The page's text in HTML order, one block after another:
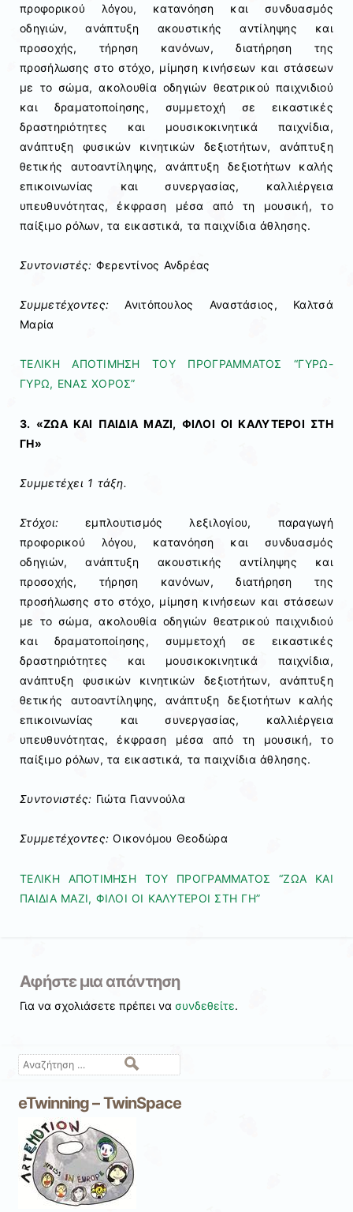
προφορικού λόγου, κατανόηση και συνδυασμός
οδηγιών, ανάπτυξη ακουστικής αντίληψης και
προσοχής, τήρηση κανόνων, διατήρηση της
προσήλωσης στο στόχο, μίμηση κινήσεων και στάσεων
με το σώμα, ακολουθία οδηγιών θεατρικού παιχνιδιού
και δραματοποίησης, συμμετοχή σε εικαστικές
δραστηριότητες και μουσικοκινητικά παιχνίδια,
ανάπτυξη φυσικών κινητικών δεξιοτήτων, ανάπτυξη
θετικής αυτοαντίληψης, ανάπτυξη δεξιοτήτων καλής
επικοινωνίας και συνεργασίας, καλλιέργεια
υπευθυνότητας, έκφραση μέσα από τη μουσική, το
παίξιμο ρόλων, τα εικαστικά, τα παιχνίδια άθλησης.
Συντονιστές: Φερεντίνος Ανδρέας
Συμμετέχοντες: Ανιτόπουλος Αναστάσιος, Καλτσά
Μαρία
ΤΕΛΙΚΗ ΑΠΟΤΙΜΗΣΗ ΤΟΥ ΠΡΟΓΡΑΜΜΑΤΟΣ “ΓΥΡΩ-
ΓΥΡΩ, ΕΝΑΣ ΧΟΡΟΣ”
3. «ΖΩΑ ΚΑΙ ΠΑΙΔΙΑ ΜΑΖΙ, ΦΙΛΟΙ ΟΙ ΚΑΛΥΤΕΡΟΙ ΣΤΗ
ΓΗ»
Συμμετέχει 1 τάξη.
Στόχοι: εμπλουτισμός λεξιλογίου, παραγωγή
προφορικού λόγου, κατανόηση και συνδυασμός
οδηγιών, ανάπτυξη ακουστικής αντίληψης και
προσοχής, τήρηση κανόνων, διατήρηση της
προσήλωσης στο στόχο, μίμηση κινήσεων και στάσεων
με το σώμα, ακολουθία οδηγιών θεατρικού παιχνιδιού
και δραματοποίησης, συμμετοχή σε εικαστικές
δραστηριότητες και μουσικοκινητικά παιχνίδια,
ανάπτυξη φυσικών κινητικών δεξιοτήτων, ανάπτυξη
θετικής αυτοαντίληψης, ανάπτυξη δεξιοτήτων καλής
επικοινωνίας και συνεργασίας, καλλιέργεια
υπευθυνότητας, έκφραση μέσα από τη μουσική, το
παίξιμο ρόλων, τα εικαστικά, τα παιχνίδια άθλησης.
Συντονιστές: Γιώτα Γιαννούλα
Συμμετέχοντες:Οικονόμου Θεοδώρα
ΤΕΛΙΚΗ ΑΠΟΤΙΜΗΣΗ ΤΟΥ ΠΡΟΓΡΑΜΜΑΤΟΣ “ΖΩΑ ΚΑΙ
ΠΑΙΔΙΑ ΜΑΖΙ, ΦΙΛΟΙ ΟΙ ΚΑΛΥΤΕΡΟΙ ΣΤΗ ΓΗ”
Αφήστε μια απάντηση
Για να σχολιάσετε πρέπει νασυνδεθείτε.
Αναζήτηση
eTwinning – TwinSpace